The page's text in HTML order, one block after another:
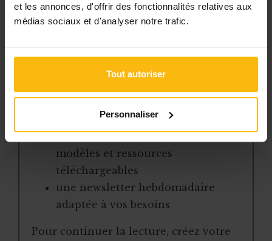
et les annonces, d'offrir des fonctionnalités relatives aux
médias sociaux et d'analyser notre trafic.
Tout autoriser
Personnaliser
bénéficiez de :
contenus du site
des articles, dossiers et conseils
la veille sur les lois, règles et
jurisprudence
une boîte à outils avec des
modèles et ressources
téléchargeables
une newsletter hebdomadaire
adaptée à vos besoins
Pour continuer la lecture, créez votre